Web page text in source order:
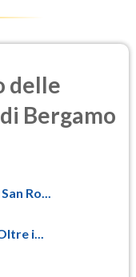
delle
Bergamo
Ro...
i...